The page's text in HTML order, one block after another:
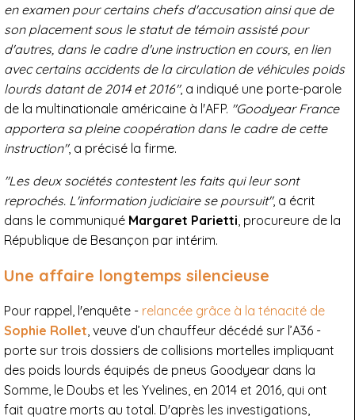
en examen pour certains chefs d'accusation ainsi que de
son placement sous le statut de témoin assisté pour
d'autres, dans le cadre d'une instruction en cours, en lien
avec certains accidents de la circulation de véhicules poids
lourds datant de 2014 et 2016", a indiqué une porte-parole
de la multinationale américaine à l'AFP. "Goodyear France
apportera sa pleine coopération dans le cadre de cette
instruction", a précisé la firme.
"Les deux sociétés contestent les faits qui leur sont
reprochés. L'information judiciaire se poursuit", a écrit
dans le communiqué Margaret Parietti , procureure de la
République de Besançon par intérim.
Une affaire longtemps silencieuse
Pour rappel, l'enquête - relancée grâce à la ténacité de
Sophie Rollet , veuve d’un chauffeur décédé sur l’A36 -
porte sur trois dossiers de collisions mortelles impliquant
des poids lourds équipés de pneus Goodyear dans la
Somme, le Doubs et les Yvelines, en 2014 et 2016, qui ont
fait quatre morts au total. D'après les investigations,